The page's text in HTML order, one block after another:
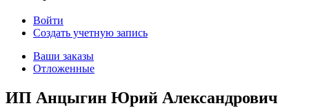
Войти
Создать учетную запись
Ваши заказы
Отложенные
ИП Анцыгин Юрий Александрович